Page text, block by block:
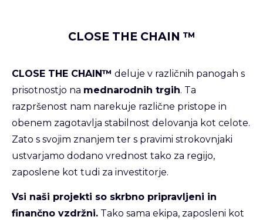
CLOSE THE CHAIN ™
CLOSE THE CHAIN™ deluje v različnih panogah s
prisotnostjo na mednarodnih trgih. Ta
razpršenost nam narekuje različne pristope in
obenem zagotavlja stabilnost delovanja kot celote.
Zato s svojim znanjem ter s pravimi strokovnjaki
ustvarjamo dodano vrednost tako za regijo,
zaposlene kot tudi za investitorje.
Vsi naši projekti so skrbno pripravljeni in
finančno vzdržni. Tako sama ekipa, zaposleni kot